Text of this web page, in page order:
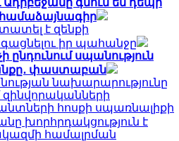
է զենքի
իր պահանջը
սպանություն
փաստաբան
նախարարությունը
զինվորականների
հոսքի սպառնալիքի
խորհրդակցություն է
համալրման